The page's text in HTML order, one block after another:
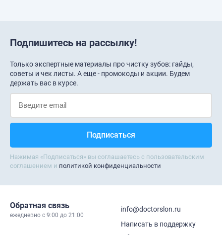
Подпишитесь на рассылку!
Только экспертные материалы про чистку зубов: гайды,
советы и чек листы. А еще - промокоды и акции. Будем
держать вас в курсе.
Нажимая «Подписаться» вы соглашаетесь с пользовательским
соглашением и политикой конфиденциальности
Обратная связь
ежедневно c 9:00 до 21:00
info@doctorslon.ru
Написать в поддержку